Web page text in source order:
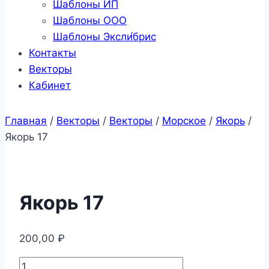
Шаблоны ИП
Шаблоны ООО
Шаблоны Эксли́брис
Контакты
Векторы
Кабинет
Главная / Векторы / Векторы / Морское / Якорь /
Якорь 17
Якорь 17
200,00 ₽
Количество